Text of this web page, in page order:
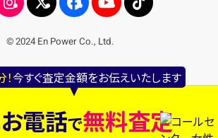
今すぐ査定金額をお伝えいたします
お電話で無料査定
© 2024 En Power Co., Ltd.